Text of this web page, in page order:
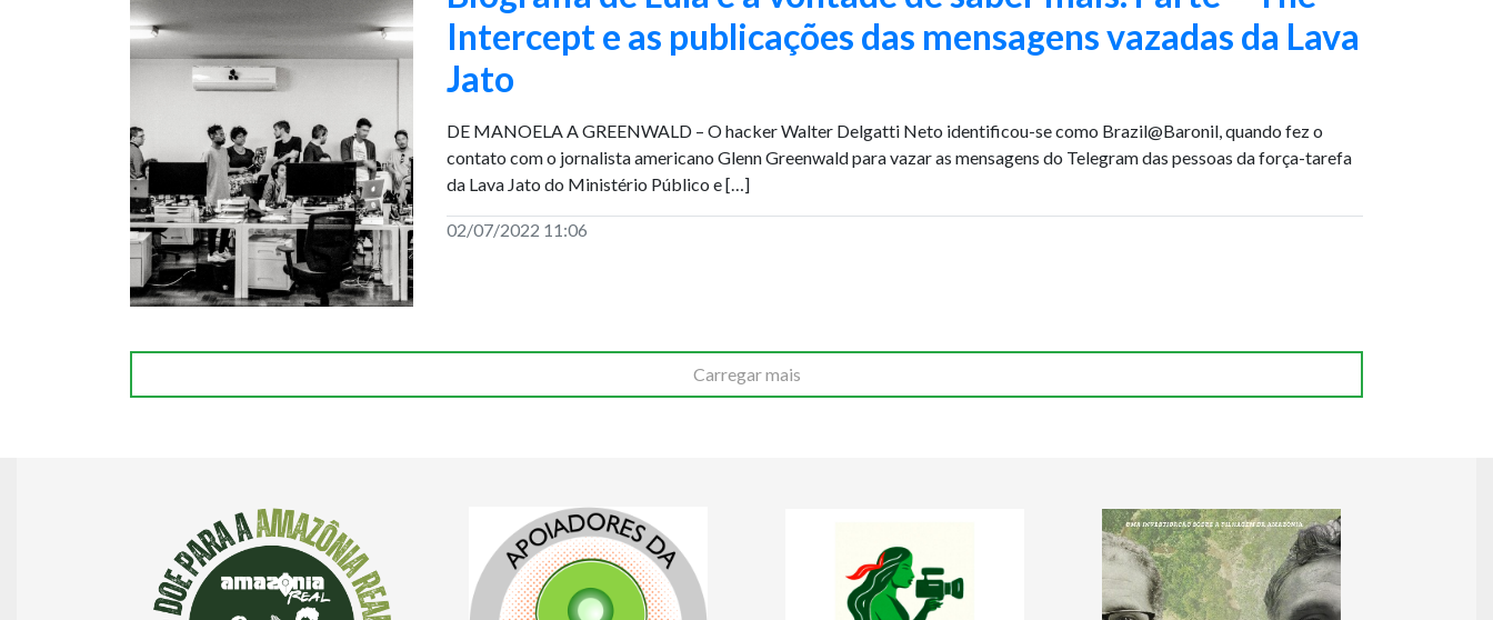
Intercept e as publicações das mensagens vazadas da Lava
Jato
DE MANOELA A GREENWALD – O hacker Walter Delgatti Neto identificou-se como Brazil@Baronil, quando fez o
contato com o jornalista americano Glenn Greenwald para vazar as mensagens do Telegram das pessoas da força-tarefa
da Lava Jato do Ministério Público e […]
02/07/2022 11:06
Carregar mais